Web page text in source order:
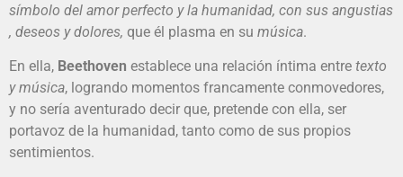
símbolo del amor perfecto y la humanidad, con sus angustias
, deseos y dolores, que él plasma en su música.
En ella, Beethoven establece una relación íntima entre texto
y música, logrando momentos francamente conmovedores,
y no sería aventurado decir que, pretende con ella, ser
portavoz de la humanidad, tanto como de sus propios
sentimientos.